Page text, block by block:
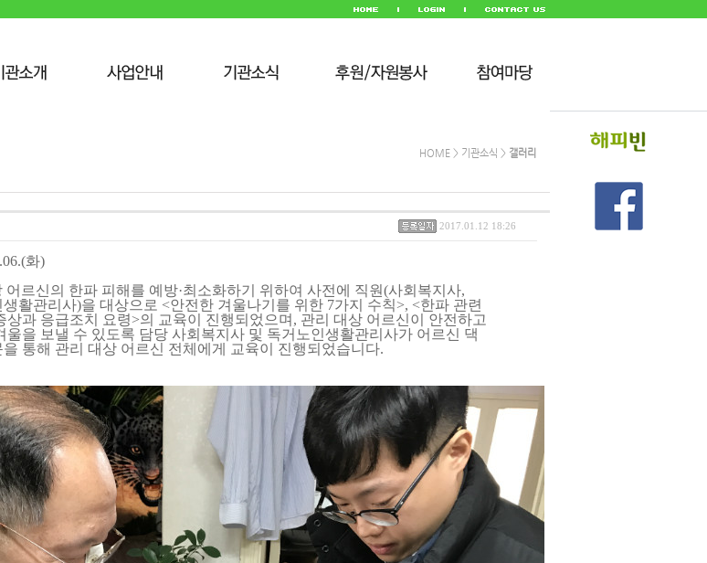
HOME > 기관소식 > 갤러리
2017.01.12 18:26
화)
어르신의 한파 피해를 예방·최소화하기 위하여 사전에 직원(사회복지사,
사)을 대상으로 <안전한 겨울나기를 위한 7가지 수칙>, <한파 관련
조치 요령>의 교육이 진행되었으며, 관리 대상 어르신이 안전하고
수 있도록 담당 사회복지사 및 독거노인생활관리사가 어르신 댁
리 대상 어르신 전체에게 교육이 진행되었습니다.